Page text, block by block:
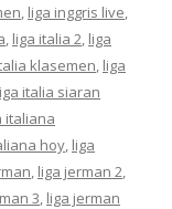
, liga inggris live,
, liga italia 2, liga
klasemen, liga
italia siaran
italiana
hoy, liga
, liga jerman 2,
3, liga jerman